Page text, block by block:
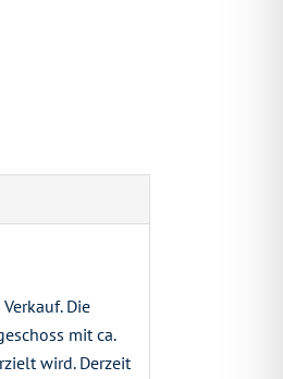
Die
mit ca.
wird. Derzeit